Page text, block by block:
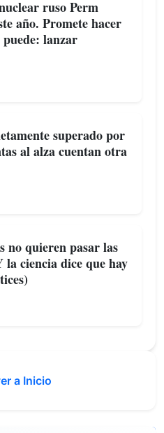
ruso Perm
año. Promete hacer
lanzar
superado por
al alza cuentan otra
no quieren pasar las
la ciencia dice que hay
a Inicio